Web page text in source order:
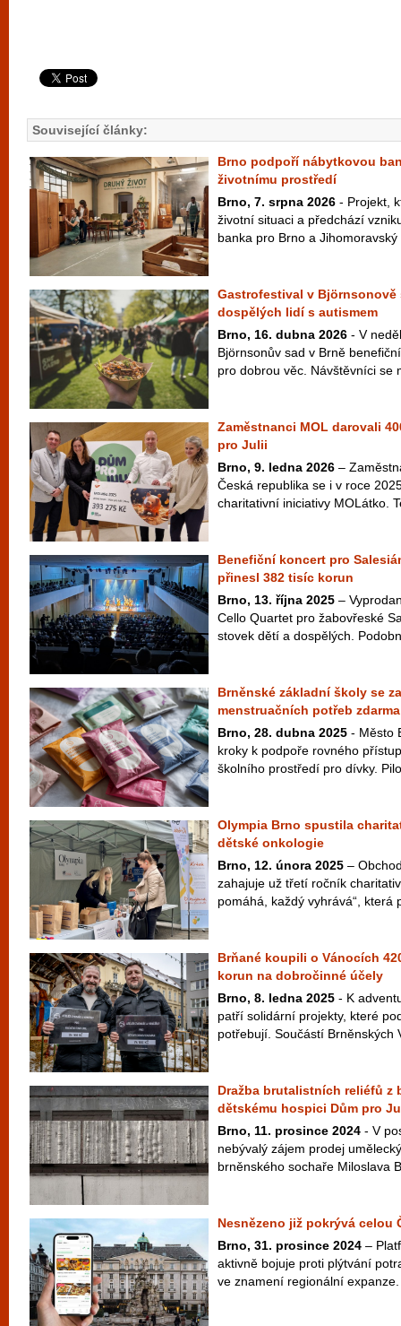
Související články:
Brno podpoří nábytkovou
životnímu prostředí
Brno, 7. srpna 2026 - Projekt,
životní situaci a předchází
banka pro Brno a
Gastrofestival v Björnsonově
dospělých lidí s autismem
Brno, 16. dubna 2026 - V
Björnsonův sad v Brně
pro dobrou věc. Návštěvníci se
Zaměstnanci MOL darovali
pro Julii
Brno, 9. ledna 2026 –
Česká republika se i v roce
charitativní iniciativy MOLátko.
Benefiční koncert pro
přinesl 382 tisíc korun
Brno, 13. října 2025 –
Cello Quartet pro žabovřeské
stovek dětí a dospělých.
Brněnské základní školy se
menstruačních potřeb zdarma
Brno, 28. dubna 2025 - Město
kroky k podpoře rovného
školního prostředí pro dívky.
Olympia Brno spustila
dětské onkologie
Brno, 12. února 2025 –
zahajuje už třetí ročník
pomáhá, každý vyhrává“, která
Brňané koupili o Vánocích
korun na dobročinné účely
Brno, 8. ledna 2025 - K
patří solidární projekty, které
potřebují. Součástí Brněnských
Dražba brutalistních reliéfů z
dětskému hospici Dům pro
Brno, 11. prosince 2024 - V
nebývalý zájem prodej
brněnského sochaře Miloslava
Nesnězeno již pokrývá celou
Brno, 31. prosince 2024 –
aktivně bojuje proti plýtvání
ve znamení regionální